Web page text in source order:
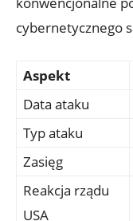
cybernetycznego
Aspekt
Data ataku
Typ ataku
Zasięg
Reakcja rządu
USA